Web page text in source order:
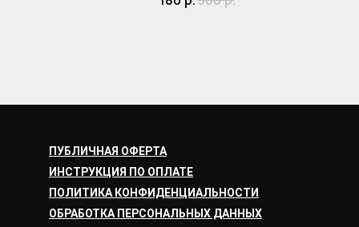
ПУБЛИЧНАЯ ОФЕРТА
ИНСТРУКЦИЯ ПО ОПЛАТЕ
ПОЛИТИКА КОНФИДЕНЦИАЛЬНОСТИ
ОБРАБОТКА ПЕРСОНАЛЬНЫХ ДАННЫХ